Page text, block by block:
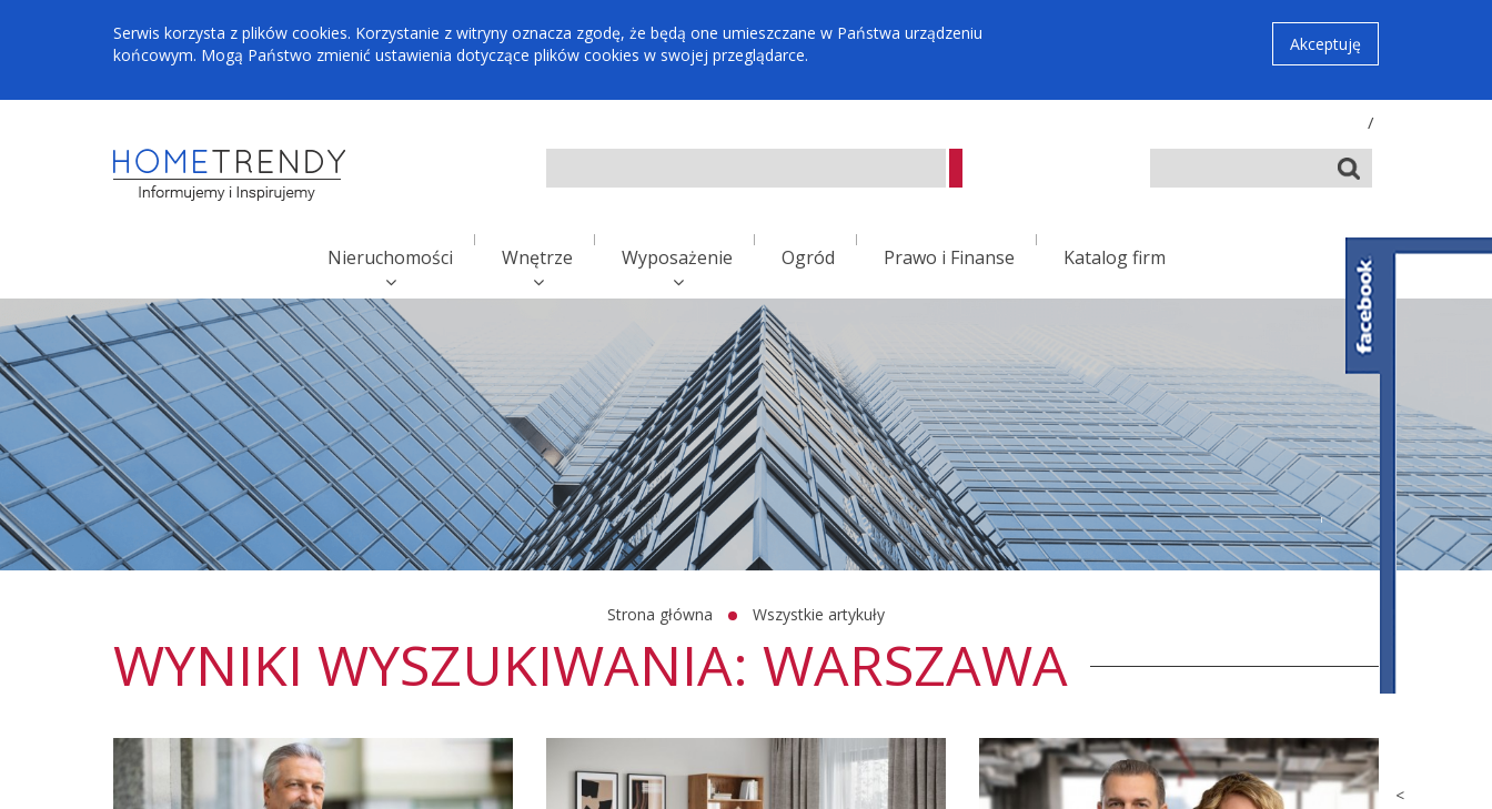
<
Serwis korzysta z plików cookies. Korzystanie z witryny oznacza zgodę, że będą one umieszczane w Państwa urządzeniu
końcowym. Mogą Państwo zmienić ustawienia dotyczące plików cookies w swojej przeglądarce.
Akceptuję
/
Nieruchomości Wnętrze Wyposażenie Ogród Prawo i Finanse Katalog firm
Strona główna Wszystkie artykuły
WYNIKI WYSZUKIWANIA: WARSZAWA